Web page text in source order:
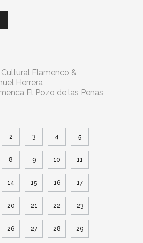
Cultural Flamenco &
Herrera
El Pozo de las Penas
2 3 4 5
8 9 10 11
14 15 16 17
20 21 22 23
26 27 28 29